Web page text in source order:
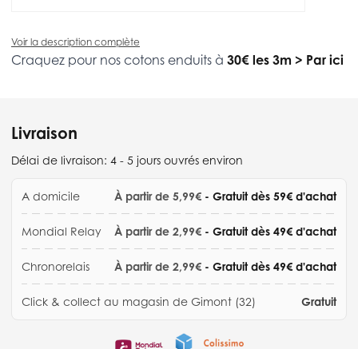
Voir la description complète
Craquez pour nos cotons enduits à 30€ les 3m > Par ici
Livraison
Délai de livraison: 4 - 5 jours ouvrés environ
A domicile À partir de 5,99€ - Gratuit dès 59€ d'achat
Mondial Relay À partir de 2,99€ - Gratuit dès 49€ d'achat
Chronorelais À partir de 2,99€ - Gratuit dès 49€ d'achat
Click & collect au magasin de Gimont (32) Gratuit